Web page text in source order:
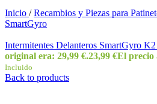
Inicio / Recambios y Piezas para
SmartGyro
Intermitentes Delanteros SmartGyro
original era: 29,99 €.23,99 €El precio
Incluido
Back to products